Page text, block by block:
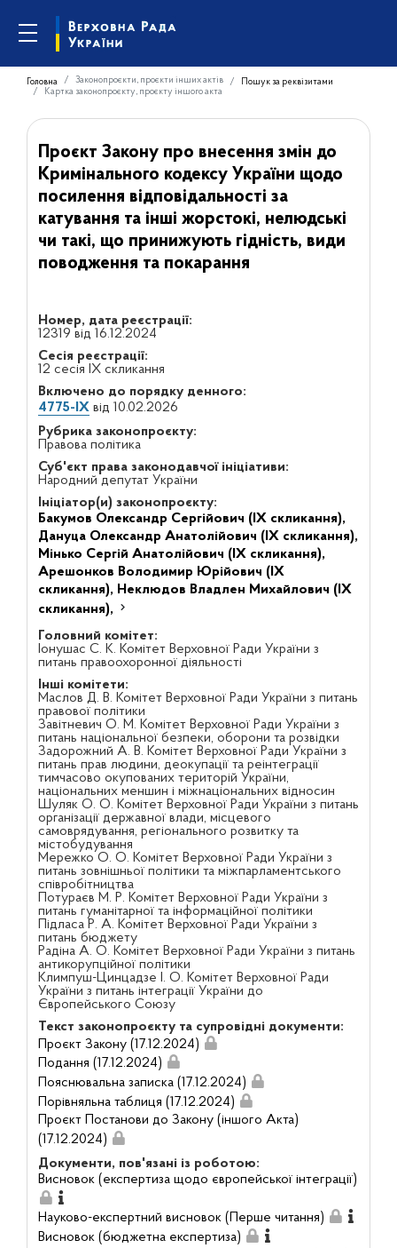
Головна Законопроєкти, проєкти інших актів
Пошук за реквізитами
Картка законопроєкту, проєкту іншого акта
Проєкт Закону про внесення змін до
Кримінального кодексу України щодо
посилення відповідальності за
катування та інші жорстокі, нелюдські
чи такі, що принижують гідність, види
поводження та покарання
Номер, дата реєстрації:
12319 від 16.12.2024
Сесія реєстрації:
12 сесія IX скликання
Включено до порядку денного:
4775-IXвід 10.02.2026
Рубрика законопроєкту:
Правова політика
Суб'єкт права законодавчої ініціативи:
Народний депутат України
Ініціатор(и) законопроєкту:
Бакумов Олександр Сергійович (IX скликання),
Дануца Олександр Анатолійович (IX скликання),
Мінько Сергій Анатолійович (IX скликання),
Арешонков Володимир Юрійович (IX
скликання), Неклюдов Владлен Михайлович (IX
скликання),
Головний комітет:
Іонушас С. К. Комітет Верховної Ради України з
питань правоохоронної діяльності
Інші комітети:
Маслов Д. В. Комітет Верховної Ради України з питань
правової політики
Завітневич О. М. Комітет Верховної Ради України з
питань національної безпеки, оборони та розвідки
Задорожний А. В. Комітет Верховної Ради України з
питань прав людини, деокупації та реінтеграції
тимчасово окупованих територій України,
національних меншин і міжнаціональних відносин
Шуляк О. О. Комітет Верховної Ради України з питань
організації державної влади, місцевого
самоврядування, регіонального розвитку та
містобудування
Мережко О. О. Комітет Верховної Ради України з
питань зовнішньої політики та міжпарламентського
співробітництва
Потураєв М. Р. Комітет Верховної Ради України з
питань гуманітарної та інформаційної політики
Підласа Р. А. Комітет Верховної Ради України з
питань бюджету
Радіна А. О. Комітет Верховної Ради України з питань
антикорупційної політики
Климпуш-Цинцадзе І. О. Комітет Верховної Ради
України з питань інтеграції України до
Європейського Союзу
Текст законопроєкту та супровідні документи:
Проєкт Закону (17.12.2024)
Подання (17.12.2024)
Пояснювальна записка (17.12.2024)
Порівняльна таблиця (17.12.2024)
Проєкт Постанови до Закону (іншого Акта)
(17.12.2024)
Документи, пов'язані із роботою:
Висновок (експертиза щодо європейської інтеграції)
Науково-експертний висновок (Перше читання)
Висновок (бюджетна експертиза)